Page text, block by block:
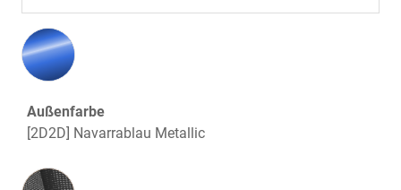
Außenfarbe
[2D2D] Navarrablau Metallic
Innenausstattung